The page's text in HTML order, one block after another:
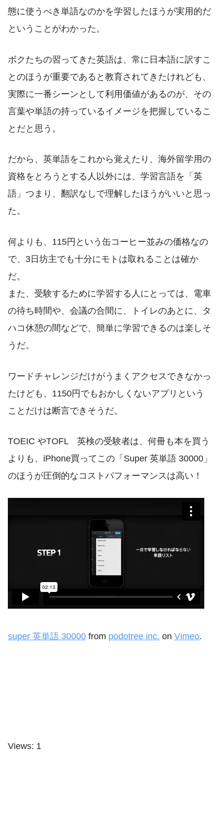
態に使うべき単語なのかを学習したほうが実用的だ
ということがわかった。
ボクたちの習ってきた英語は、常に日本語に訳すこ
とのほうが重要であると教育されてきたけれども、
実際に一番シーンとして利用価値があるのが、その
言葉や単語の持っているイメージを把握しているこ
とだと思う。
だから、英単語をこれから覚えたり、海外留学用の
資格をとろうとする人以外には、学習言語を「英
語」つまり、翻訳なしで理解したほうがいいと思っ
た。
何よりも、115円という缶コーヒー並みの価格なの
で、3日坊主でも十分にモトは取れることは確か
だ。
また、受験するために学習する人にとっては、電車
の待ち時間や、会議の合間に、トイレのあとに、タ
ハコ休憩の間などで、簡単に学習できるのは楽しそ
うだ。
ワードチャレンジだけがうまくアクセスできなかっ
たけども、1150円でもおかしくないアプリという
ことだけは断言できそうだ。
TOEIC やTOFL 英検の受験者は、何冊も本を買う
よりも、iPhone買ってこの「Super 英単語 30000」
のほうが圧倒的なコストパフォーマンスは高い！
super 英単語 30000 from podotree inc. on Vimeo.
Views: 1